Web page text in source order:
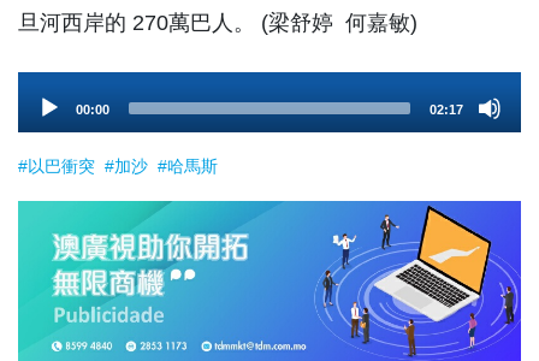
旦河西岸的 270萬巴人。 (梁舒婷 何嘉敏)
Player
00:00 02:17
#以巴衝突 #加沙 #哈馬斯